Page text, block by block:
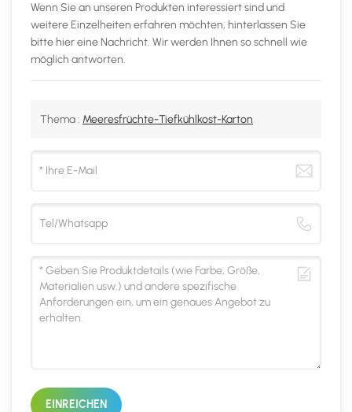
Wenn Sie an unseren Produkten interessiert sind und
weitere Einzelheiten erfahren möchten, hinterlassen Sie
bitte hier eine Nachricht. Wir werden Ihnen so schnell wie
möglich antworten.
Thema : Meeresfrüchte-Tiefkühlkost-Karton
EINREICHEN